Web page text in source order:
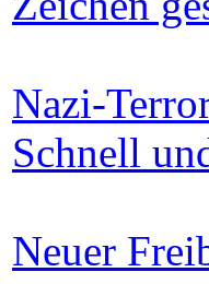
Nazi-
Schnell
Neuer